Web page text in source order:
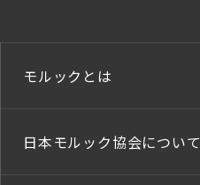
モルックとは
日本モルック協会について